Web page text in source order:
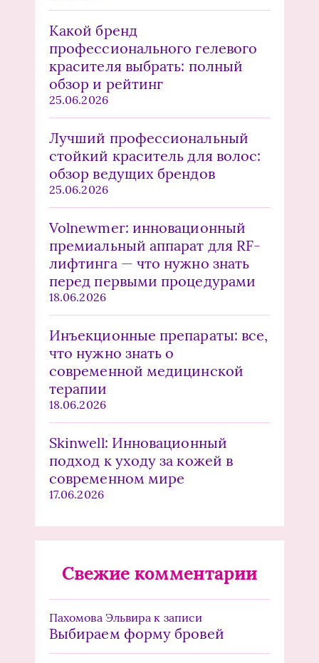
Какой бренд
профессионального гелевого
красителя выбрать: полный
обзор и рейтинг
25.06.2026
Лучший профессиональный
стойкий краситель для волос:
обзор ведущих брендов
25.06.2026
Volnewmer: инновационный
премиальный аппарат для RF-
лифтинга — что нужно знать
перед первыми процедурами
18.06.2026
Инъекционные препараты: все,
что нужно знать о
современной медицинской
терапии
18.06.2026
Skinwell: Инновационный
подход к уходу за кожей в
современном мире
17.06.2026
Свежие комментарии
Пахомова Эльвира к записи
Выбираем форму бровей